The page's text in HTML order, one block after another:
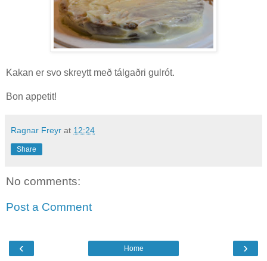
Kakan er svo skreytt með tálgaðri gulrót.
Bon appetit!
Ragnar Freyr at 12:24
Share
No comments:
Post a Comment
‹ ›
Home